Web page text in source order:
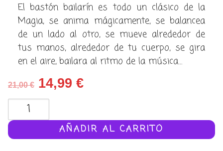
El bastón bailarín es todo un clásico de la
Magia, se anima mágicamente, se balancea
de un lado al otro, se mueve alrededor de
tus manos, alrededor de tu cuerpo, se gira
en el aire, bailara al ritmo de la música…
21,00€ El
precio
era:
21,00 €.
14,99 €El
es:
14,99 €.
Bastón
bailarín
-
aluminio
AÑADIR AL CARRITO